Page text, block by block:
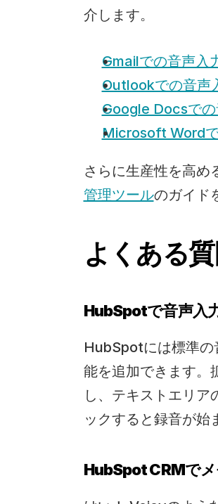
介します。
Gmailでの音声入
Outlookでの音声
Google Docsでの
Microsoft Word
さらに生産性を高め
管理ツールのガイド
よくある質
HubSpotで音声入
HubSpotには標準
能を追加できます。
し、テキストエリア
ックすると録音が始
HubSpot CRMで